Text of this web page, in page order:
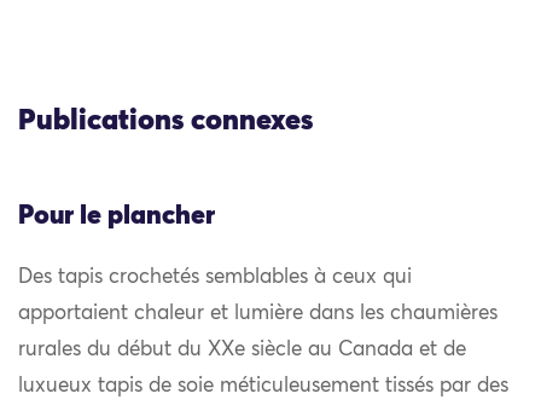
Publications connexes
Pour le plancher
Des tapis crochetés semblables à ceux qui
apportaient chaleur et lumière dans les chaumières
rurales du début du XXe siècle au Canada et de
luxueux tapis de soie méticuleusement tissés par des